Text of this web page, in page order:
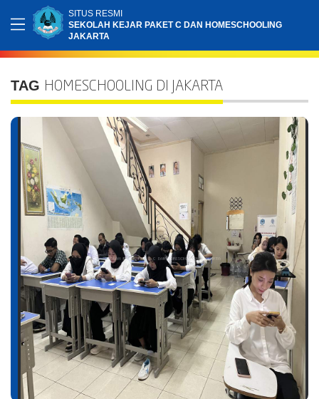
SITUS RESMI
SEKOLAH KEJAR PAKET C DAN HOMESCHOOLING
JAKARTA
TAG HOMESCHOOLING DI JAKARTA